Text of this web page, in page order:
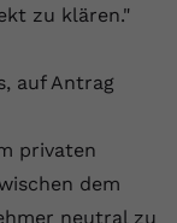
zu klären."
auf Antrag
privaten
dem
neutral zu
Cookie
welche